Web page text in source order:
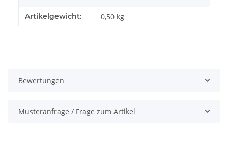
Artikelgewicht: 0,50 kg
Bewertungen
Musteranfrage / Frage zum Artikel